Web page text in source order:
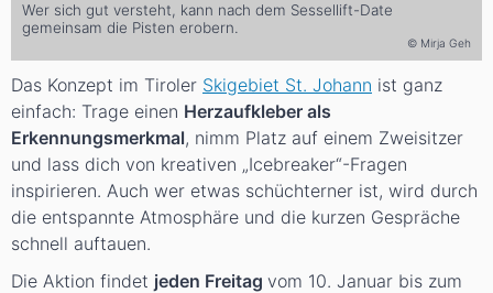
Wer sich gut versteht, kann nach dem Sessellift-Date
gemeinsam die Pisten erobern.
© Mirja Geh
Das Konzept im Tiroler Skigebiet St. Johann ist ganz
einfach: Trage einen Herzaufkleber als
Erkennungsmerkmal, nimm Platz auf einem Zweisitzer
und lass dich von kreativen „Icebreaker“-Fragen
inspirieren. Auch wer etwas schüchterner ist, wird durch
die entspannte Atmosphäre und die kurzen Gespräche
schnell auftauen.
Die Aktion findet jeden Freitag vom 10. Januar bis zum